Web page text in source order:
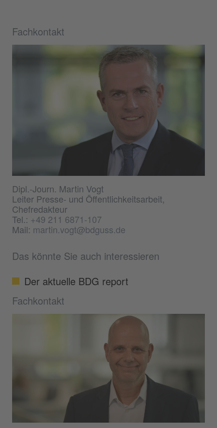
Fachkontakt
Dipl.-Journ. Martin Vogt
Leiter Presse- und Öffentlichkeitsarbeit,
Chefredakteur
Tel.: +49 211 6871-107
Mail: martin.vogt@bdguss.de
Das könnte Sie auch interessieren
Der aktuelle BDG report
Fachkontakt